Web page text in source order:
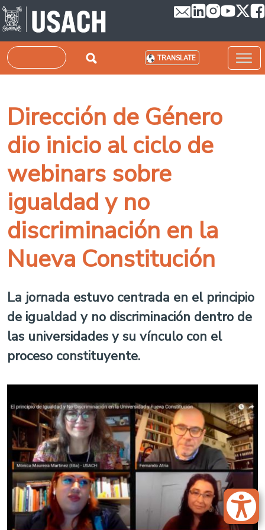
Skip to main content
Search TRANSLATE
Dirección de Género
dio inicio al ciclo de
webinars sobre
igualdad y no
discriminación en la
Nueva Constitución
La jornada estuvo centrada en el principio
de igualdad y no discriminación dentro de
las universidades y su vínculo con el
proceso constituyente.